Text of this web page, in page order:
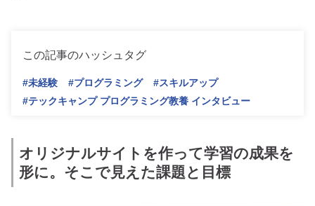
この記事のハッシュタグ
#未経験 #プログラミング
#スキルアップ
#テックキャンプ プログラミング教養 インタビュー
オリジナルサイトを作って学習の成果を
形に。そこで見えた課題と目標